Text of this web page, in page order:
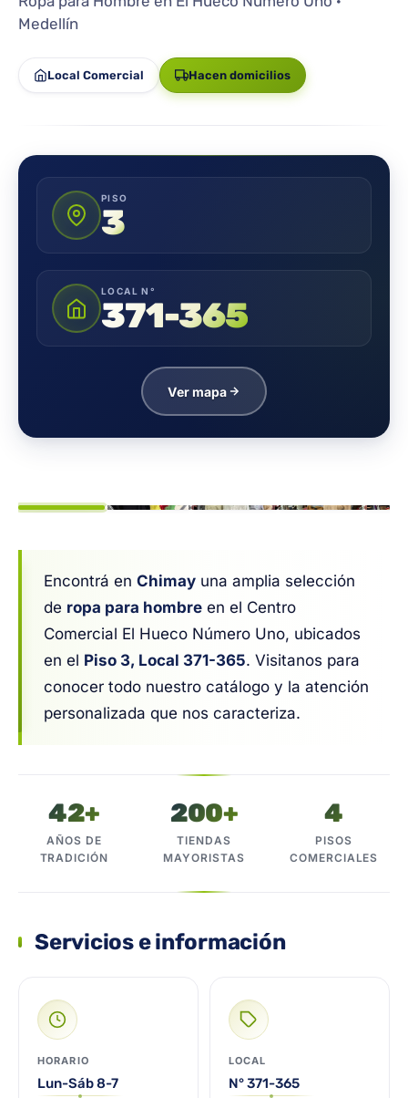
Medellín
Local Comercial Hacen domicilios
PISO
3
LOCAL N°
371-365
Ver mapa
Encontrá en Chimay una amplia selección
de ropa para hombre en el Centro
Comercial El Hueco Número Uno, ubicados
en el Piso 3, Local 371-365. Visitanos para
conocer todo nuestro catálogo y la atención
personalizada que nos caracteriza.
42+
AÑOS DE
TRADICIÓN
200+
TIENDAS
MAYORISTAS
4
PISOS
COMERCIALES
Servicios e información
HORARIO
Lun-Sáb 8-7
LOCAL
N° 371-365